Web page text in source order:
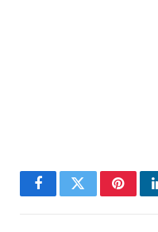
FacebookTwitter